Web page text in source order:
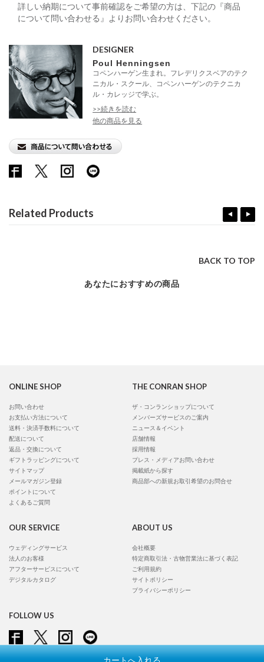
詳しい納期について事前確認をご希望の方は、下記の『商品
について問い合わせる』よりお問い合わせください。
DESIGNER
Poul Henningsen
コペンハーゲン生まれ。フレデリクスベアのテク
ニカル・スクール、コペンハーゲンのテクニカ
ル・カレッジで学ぶ。
>>続きを読む
他の商品を見る
カートへ入れる
Related Products
BACK TO TOP
あなたにおすすめの商品
ONLINE SHOP
お問い合わせ
お支払い方法について
送料・決済手数料について
配送について
返品・交換について
ギフトラッピングについて
サイトマップ
メールマガジン登録
ポイントについて
よくあるご質問
THE CONRAN SHOP
ザ・コンランショップについて
メンバーズサービスのご案内
ニュース＆イベント
店舗情報
採用情報
プレス・メディアお問い合わせ
掲載紙から探す
商品部への新規お取引希望のお問合せ
OUR SERVICE
ウェディングサービス
法人のお客様
アフターサービスについて
デジタルカタログ
ABOUT US
会社概要
特定商取引法・古物営業法に基づく表記
ご利用規約
サイトポリシー
プライバシーポリシー
FOLLOW US